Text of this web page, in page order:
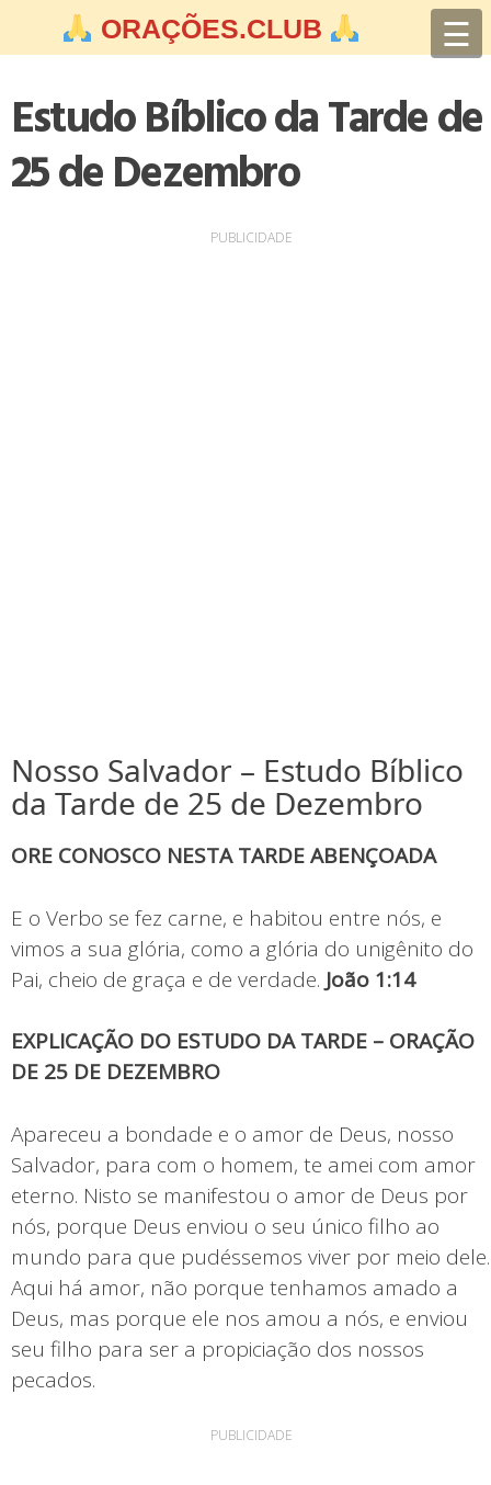
ORAÇÕES.CLUB ☰
Estudo Bíblico da Tarde de
25 de Dezembro
PUBLICIDADE
Nosso Salvador – Estudo Bíblico
da Tarde de 25 de Dezembro
ORE CONOSCO NESTA TARDE ABENÇOADA
E o Verbo se fez carne, e habitou entre nós, e
vimos a sua glória, como a glória do unigênito do
Pai, cheio de graça e de verdade. João 1:14
EXPLICAÇÃO DO ESTUDO DA TARDE – ORAÇÃO
DE 25 DE DEZEMBRO
Apareceu a bondade e o amor de Deus, nosso
Salvador, para com o homem, te amei com amor
eterno. Nisto se manifestou o amor de Deus por
nós, porque Deus enviou o seu único filho ao
mundo para que pudéssemos viver por meio dele.
Aqui há amor, não porque tenhamos amado a
Deus, mas porque ele nos amou a nós, e enviou
seu filho para ser a propiciação dos nossos
pecados.
PUBLICIDADE